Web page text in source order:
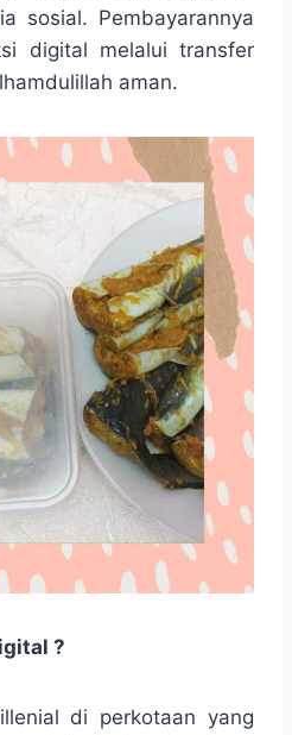
sosial. Pembayarannya
digital melalui transfer
aman.
?
di perkotaan yang